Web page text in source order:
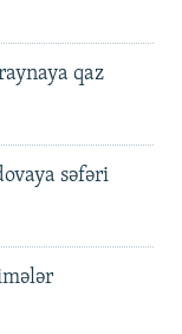
qaz
səfəri